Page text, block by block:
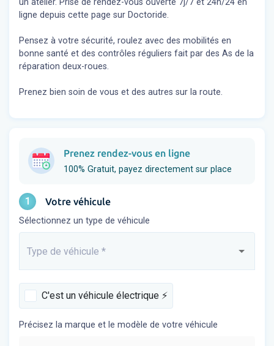
un atelier. Prise de rendez-vous ouverte 7j/7 et 24h/24 en
ligne depuis cette page sur Doctoride.
Pensez à votre sécurité, roulez avec des mobilités en
bonne santé et des contrôles réguliers fait par des As de la
réparation deux-roues.
Prenez bien soin de vous et des autres sur la route.
Prenez rendez-vous en ligne
100% Gratuit, payez directement sur place
1 Votre véhicule
Sélectionnez un type de véhicule
Saisissez...
Type de véhicule *
C'est un véhicule électrique ⚡️
Précisez la marque et le modèle de votre véhicule